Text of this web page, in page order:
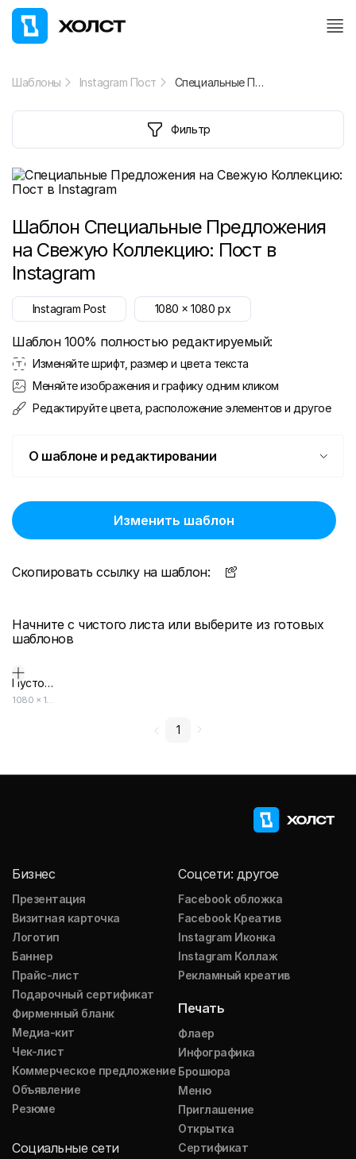
Шаблоны Instagram Пост Специальные Предложения на Свежую Коллекцию: Пост в Instagram
Фильтр
Шаблон Специальные Предложения
на Свежую Коллекцию: Пост в
Instagram
Instagram Post 1080 x1080 px
Шаблон 100% полностью редактируемый:
Изменяйте шрифт, размер и цвета текста
Меняйте изображения и графику одним кликом
Редактируйте цвета, расположение элементов и другое
О шаблоне и редактировании
Изменить шаблон
Скопировать ссылку на шаблон:
Начните с чистого листа или выберите из готовых
шаблонов
Пустой дизайн-макет
1080 × 1080
1
Бизнес
Презентация
Визитная карточка
Логотип
Баннер
Прайс-лист
Подарочный сертификат
Фирменный бланк
Медиа-кит
Чек-лист
Коммерческое предложение
Объявление
Резюме
Социальные сети
Соцсети: другое
Facebook обложка
Facebook Креатив
Instagram Иконка
Instagram Коллаж
Рекламный креатив
Печать
Флаер
Инфографика
Брошюра
Меню
Приглашение
Открытка
Сертификат